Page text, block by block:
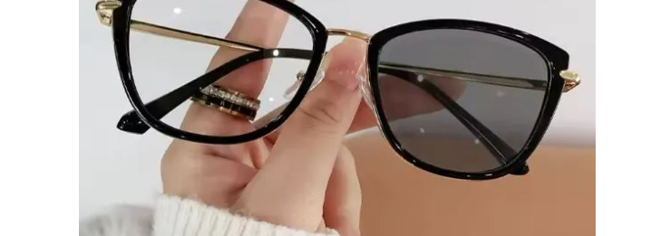
Montres
Manette et controller
Boitier gamer
Accessoires informatiques
Système de securité